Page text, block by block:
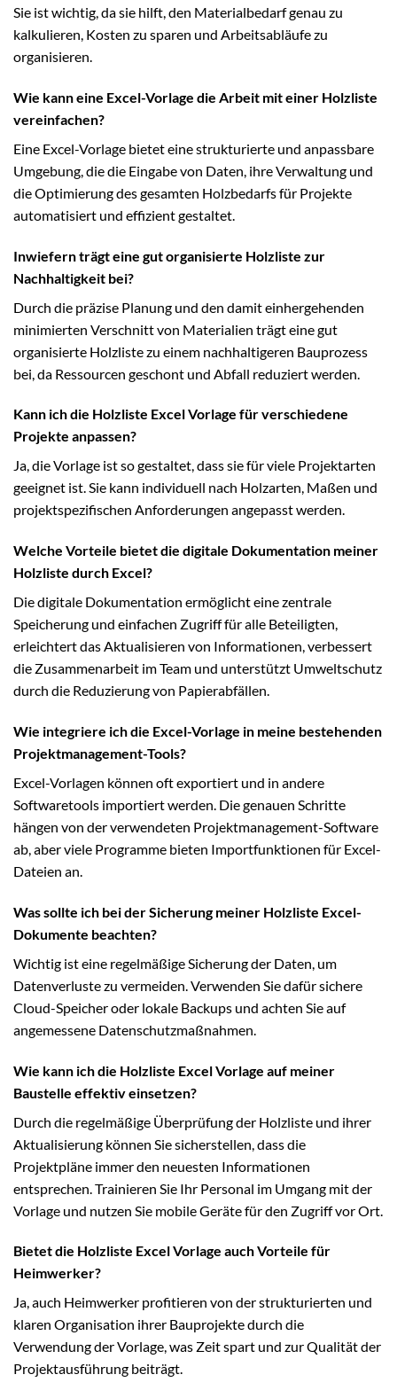
Sie ist wichtig, da sie hilft, den Materialbedarf genau zu
kalkulieren, Kosten zu sparen und Arbeitsabläufe zu
organisieren.
Wie kann eine Excel-Vorlage die Arbeit mit einer Holzliste
vereinfachen?
Eine Excel-Vorlage bietet eine strukturierte und anpassbare
Umgebung, die die Eingabe von Daten, ihre Verwaltung und
die Optimierung des gesamten Holzbedarfs für Projekte
automatisiert und effizient gestaltet.
Inwiefern trägt eine gut organisierte Holzliste zur
Nachhaltigkeit bei?
Durch die präzise Planung und den damit einhergehenden
minimierten Verschnitt von Materialien trägt eine gut
organisierte Holzliste zu einem nachhaltigeren Bauprozess
bei, da Ressourcen geschont und Abfall reduziert werden.
Kann ich die Holzliste Excel Vorlage für verschiedene
Projekte anpassen?
Ja, die Vorlage ist so gestaltet, dass sie für viele Projektarten
geeignet ist. Sie kann individuell nach Holzarten, Maßen und
projektspezifischen Anforderungen angepasst werden.
Welche Vorteile bietet die digitale Dokumentation meiner
Holzliste durch Excel?
Die digitale Dokumentation ermöglicht eine zentrale
Speicherung und einfachen Zugriff für alle Beteiligten,
erleichtert das Aktualisieren von Informationen, verbessert
die Zusammenarbeit im Team und unterstützt Umweltschutz
durch die Reduzierung von Papierabfällen.
Wie integriere ich die Excel-Vorlage in meine bestehenden
Projektmanagement-Tools?
Excel-Vorlagen können oft exportiert und in andere
Softwaretools importiert werden. Die genauen Schritte
hängen von der verwendeten Projektmanagement-Software
ab, aber viele Programme bieten Importfunktionen für Excel-
Dateien an.
Was sollte ich bei der Sicherung meiner Holzliste Excel-
Dokumente beachten?
Wichtig ist eine regelmäßige Sicherung der Daten, um
Datenverluste zu vermeiden. Verwenden Sie dafür sichere
Cloud-Speicher oder lokale Backups und achten Sie auf
angemessene Datenschutzmaßnahmen.
Wie kann ich die Holzliste Excel Vorlage auf meiner
Baustelle effektiv einsetzen?
Durch die regelmäßige Überprüfung der Holzliste und ihrer
Aktualisierung können Sie sicherstellen, dass die
Projektpläne immer den neuesten Informationen
entsprechen. Trainieren Sie Ihr Personal im Umgang mit der
Vorlage und nutzen Sie mobile Geräte für den Zugriff vor Ort.
Bietet die Holzliste Excel Vorlage auch Vorteile für
Heimwerker?
Ja, auch Heimwerker profitieren von der strukturierten und
klaren Organisation ihrer Bauprojekte durch die
Verwendung der Vorlage, was Zeit spart und zur Qualität der
Projektausführung beiträgt.